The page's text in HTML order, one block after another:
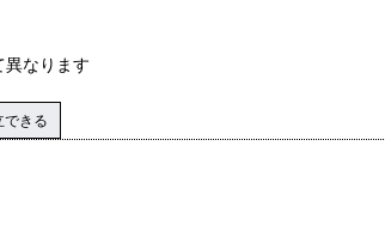
異なります
できる